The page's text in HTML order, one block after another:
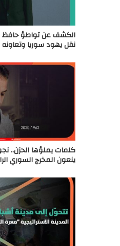
الكشف عن تواطؤ حافظ
نقل يهود سوريا
كلمات يملؤها الحزن..
ينعون المخرج السوري